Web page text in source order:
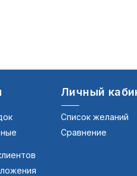
Личный
Список желаний
Сравнение